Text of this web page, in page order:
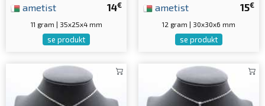
14€
ametist
11 gram | 35x25x4 mm
se produkt
15€
ametist
12 gram | 30x30x6 mm
se produkt